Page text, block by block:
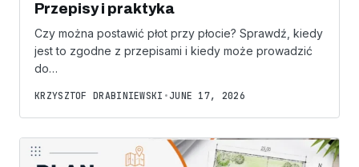
Przepisy i praktyka
Czy można postawić płot przy płocie? Sprawdź, kiedy
jest to zgodne z przepisami i kiedy może prowadzić
do…
KRZYSZTOF DRABINIEWSKI • JUNE 17, 2026